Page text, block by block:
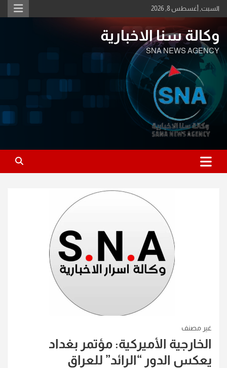
Skip
to
السبت, أغسطس 8, 2026
وكالة سنا الاخبارية
SNA NEWS AGENCY
غير مصنف
الخارجية الأميركية: مؤتمر بغداد
يعكس الدور “الرائد” للعراق